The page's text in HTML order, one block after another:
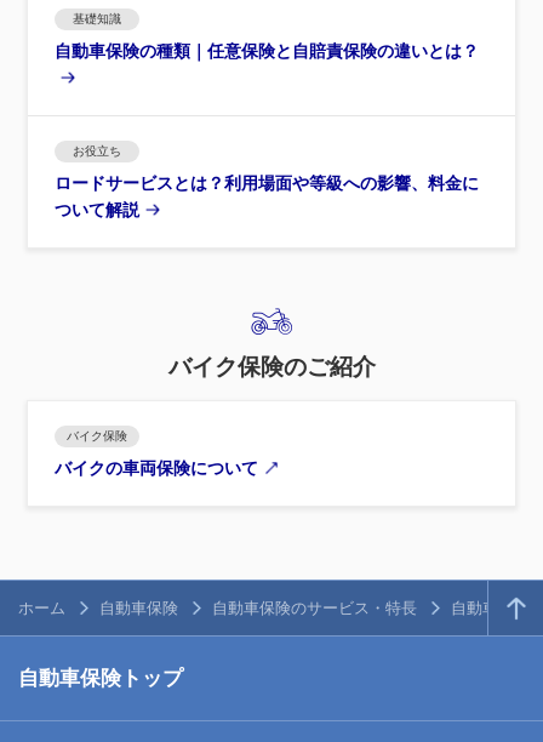
基礎知識
自動車保険の種類｜任意保険と自賠責保険の違いとは？
お役立ち
ロードサービスとは？利用場面や等級への影響、料金に
ついて解説
バイク保険のご紹介
バイク保険
バイクの車両保険について
ホーム 自動車保険 自動車保険のサービス・特長 自動車保険
自動車保険トップ